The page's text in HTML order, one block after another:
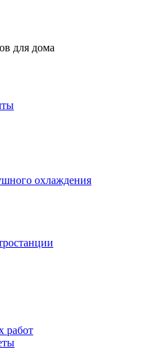
для дома
охлаждения
работ